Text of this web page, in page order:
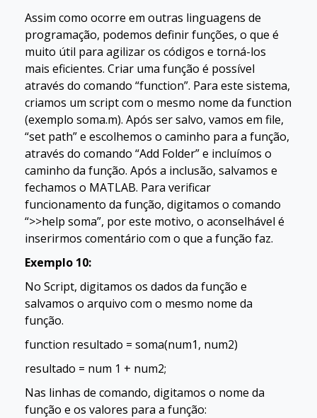
Assim como ocorre em outras linguagens de
programação, podemos definir funções, o que é
muito útil para agilizar os códigos e torná-los
mais eficientes. Criar uma função é possível
através do comando “function”. Para este sistema,
criamos um script com o mesmo nome da function
(exemplo soma.m). Após ser salvo, vamos em file,
“set path” e escolhemos o caminho para a função,
através do comando “Add Folder” e incluímos o
caminho da função. Após a inclusão, salvamos e
fechamos o MATLAB. Para verificar
funcionamento da função, digitamos o comando
“>>help soma”, por este motivo, o aconselhável é
inserirmos comentário com o que a função faz.
Exemplo 10:
No Script, digitamos os dados da função e
salvamos o arquivo com o mesmo nome da
função.
function resultado = soma(num1, num2)
resultado = num 1 + num2;
Nas linhas de comando, digitamos o nome da
função e os valores para a função: